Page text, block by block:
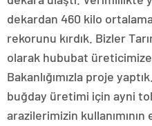
dekardan 460 kilo
rekorunu kırdık. Bizler
olarak hububat
Bakanlığımızla proje
buğday üretimi için ayni
arazilerimizin